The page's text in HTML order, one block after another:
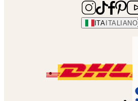
ITA ITALIANO